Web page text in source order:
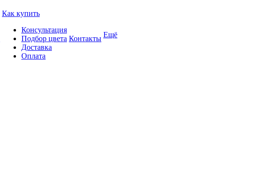
Как купить
Консультация
Подбор цвета
Доставка
Оплата
Контакты Ещё